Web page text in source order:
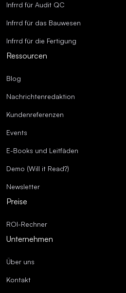
Infrrd für Audit QC
Infrrd für das Bauwesen
Infrrd für die Fertigung
Ressourcen
Blog
Nachrichtenredaktion
Kundenreferenzen
Events
E-Books und Leitfäden
Demo (Will it Read?)
Newsletter
Preise
ROI-Rechner
Unternehmen
Über uns
Kontakt